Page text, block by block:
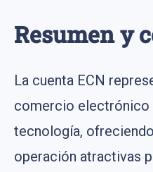
Resumen y
La cuenta ECN
comercio electrónico
tecnología,
operación atractivas